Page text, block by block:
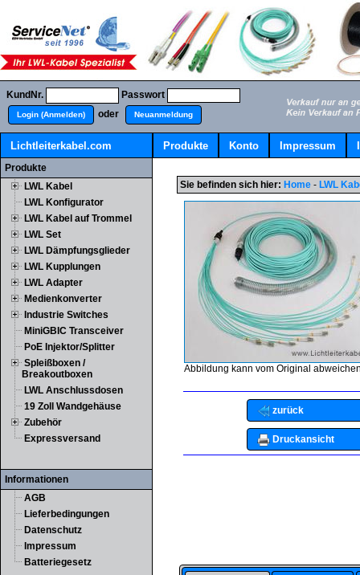
KundNr. Passwort
Login (Anmelden) oder Neuanmeldung
Lichtleiterkabel.com Produkte Konto Impressum
Produkte
LWL Kabel
LWL Konfigurator
LWL Kabel auf Trommel
LWL Set
LWL Dämpfungsglieder
LWL Kupplungen
LWL Adapter
Medienkonverter
Industrie Switches
MiniGBIC Transceiver
PoE Injektor/Splitter
Spleißboxen /
Breakoutboxen
LWL Anschlussdosen
19 Zoll Wandgehäuse
Zubehör
Expressversand
Informationen
AGB
Lieferbedingungen
Datenschutz
Impressum
Batteriegesetz
Sie befinden sich hier: Home - LWL
Abbildung kann vom Original
zurück
Druckansicht